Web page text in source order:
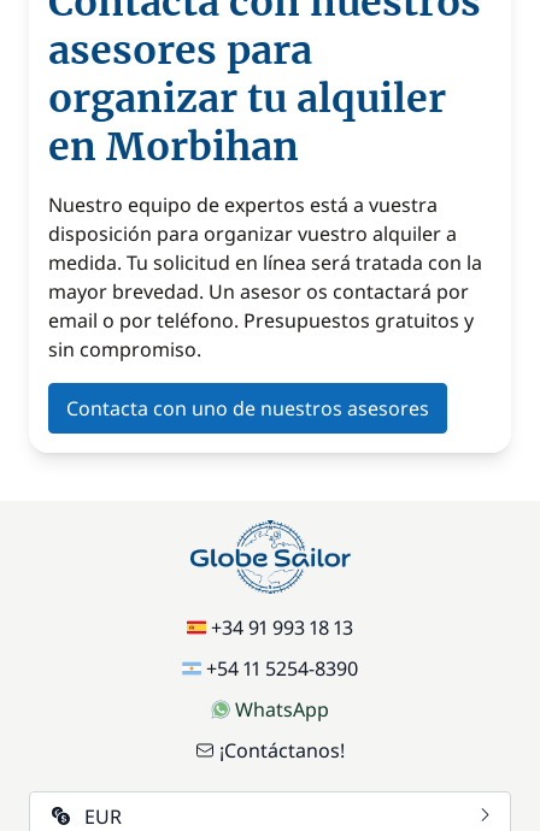
asesores para
organizar tu alquiler
en Morbihan
Nuestro equipo de expertos está a vuestra
disposición para organizar vuestro alquiler a
medida. Tu solicitud en línea será tratada con la
mayor brevedad. Un asesor os contactará por
email o por teléfono. Presupuestos gratuitos y
sin compromiso.
Contacta con uno de nuestros asesores
+34 91 993 18 13
+54 11 5254-8390
WhatsApp
¡Contáctanos!
EUR